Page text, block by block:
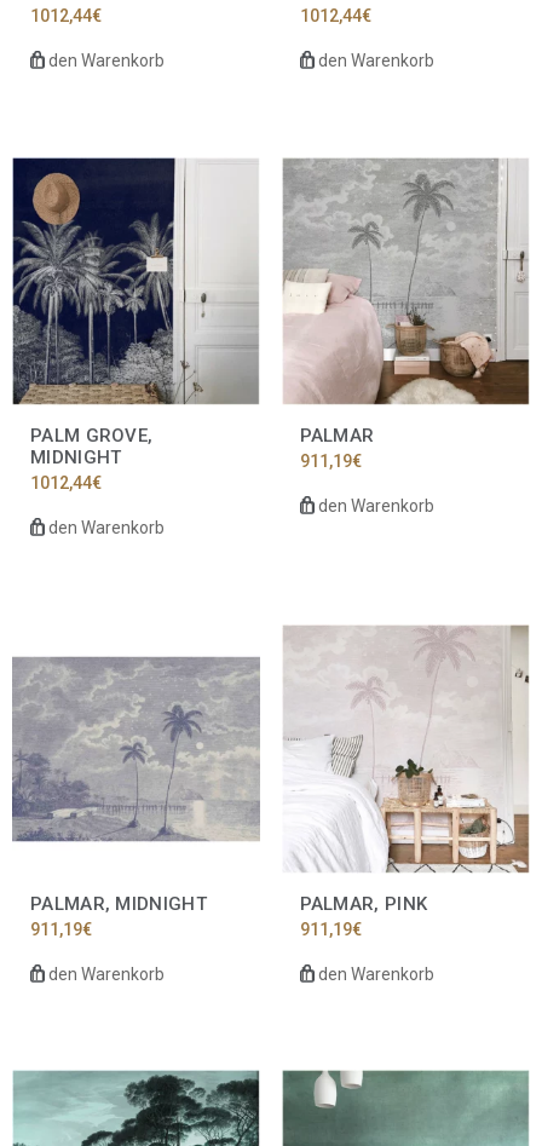
1012,44€
In den Warenkorb
1012,44€
In den Warenkorb
PALM GROVE,
MIDNIGHT
1012,44€
In den Warenkorb
PALMAR
911,19€
In den Warenkorb
PALMAR, MIDNIGHT
911,19€
In den Warenkorb
PALMAR, PINK
911,19€
In den Warenkorb